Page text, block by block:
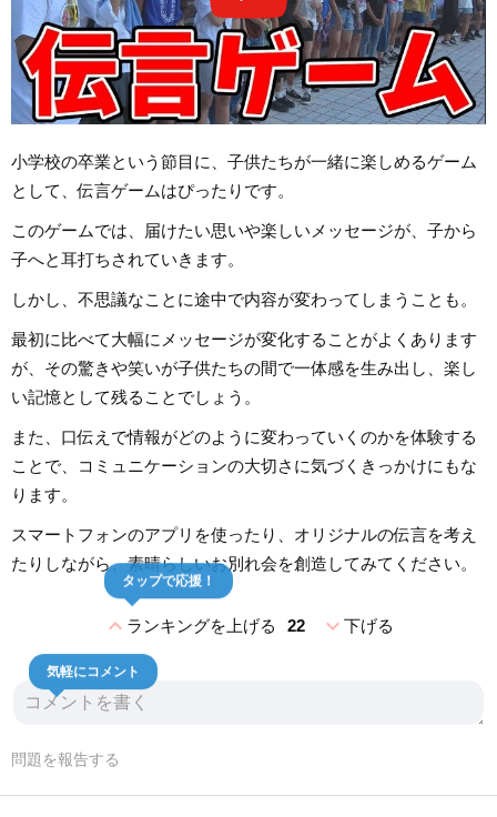
小学校の卒業という節目に、子供たちが一緒に楽しめるゲーム
として、伝言ゲームはぴったりです。
このゲームでは、届けたい思いや楽しいメッセージが、子から
子へと耳打ちされていきます。
しかし、不思議なことに途中で内容が変わってしまうことも。
最初に比べて大幅にメッセージが変化することがよくあります
が、その驚きや笑いが子供たちの間で一体感を生み出し、楽し
い記憶として残ることでしょう。
また、口伝えで情報がどのように変わっていくのかを体験する
ことで、コミュニケーションの大切さに気づくきっかけにもな
ります。
スマートフォンのアプリを使ったり、オリジナルの伝言を考え
たりしながら、素晴らしいお別れ会を創造してみてください。
expand_lessランキングを上げる 22
タップで応援！
expand_more下げる
気軽にコメント
問題を報告する